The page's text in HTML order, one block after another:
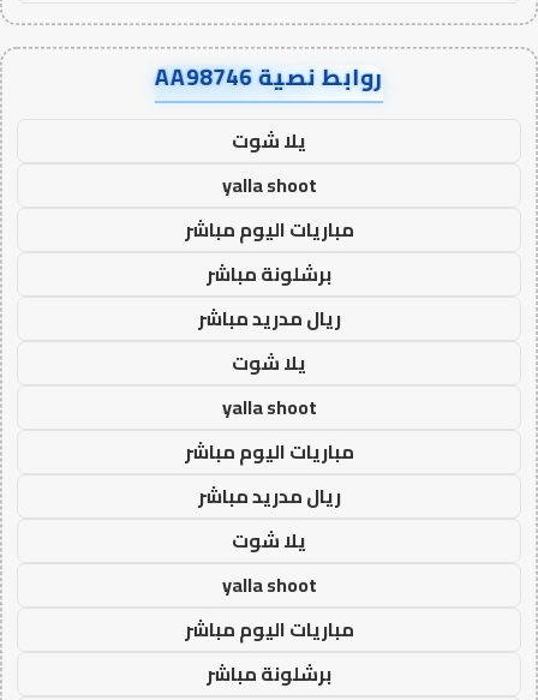
روابط نصية AA98746
يلا شوت
yalla shoot
مباريات اليوم مباشر
برشلونة مباشر
ريال مدريد مباشر
يلا شوت
yalla shoot
مباريات اليوم مباشر
ريال مدريد مباشر
يلا شوت
yalla shoot
مباريات اليوم مباشر
برشلونة مباشر